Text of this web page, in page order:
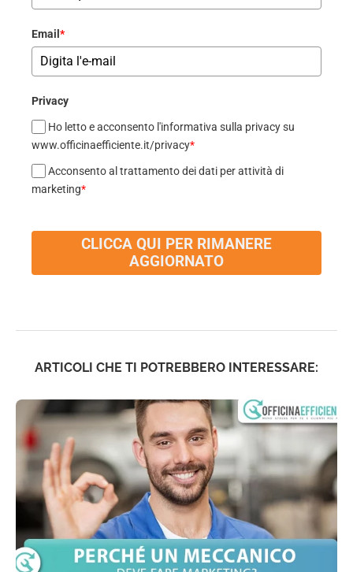
Email *
Privacy
Ho letto e acconsento l'informativa sulla privacy su
www.officinaefficiente.it/privacy*
Acconsento al trattamento dei dati per attività di
marketing*
CLICCA QUI PER RIMANERE
AGGIORNATO
ARTICOLI CHE TI POTREBBERO INTERESSARE: